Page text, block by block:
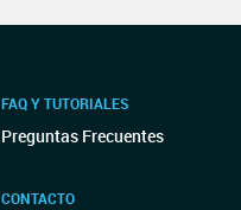
FAQ Y TUTORIALES
Preguntas Frecuentes
CONTACTO